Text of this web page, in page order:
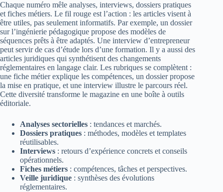
Chaque numéro mêle analyses, interviews, dossiers pratiques
et fiches métiers. Le fil rouge est l’action : les articles visent à
être utiles, pas seulement informatifs. Par exemple, un dossier
sur l’ingénierie pédagogique propose des modèles de
séquences prêts à être adaptés. Une interview d’entrepreneur
peut servir de cas d’étude lors d’une formation. Il y a aussi des
articles juridiques qui synthétisent des changements
réglementaires en langage clair. Les rubriques se complètent :
une fiche métier explique les compétences, un dossier propose
la mise en pratique, et une interview illustre le parcours réel.
Cette diversité transforme le magazine en une boîte à outils
éditoriale.
Analyses sectorielles : tendances et marchés.
Dossiers pratiques : méthodes, modèles et templates
réutilisables.
Interviews : retours d’expérience concrets et conseils
opérationnels.
Fiches métiers : compétences, tâches et perspectives.
Veille juridique : synthèses des évolutions
réglementaires.